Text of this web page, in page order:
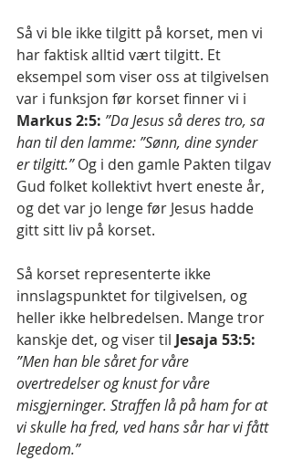
Så vi ble ikke tilgitt på korset, men vi
har faktisk alltid vært tilgitt. Et
eksempel som viser oss at tilgivelsen
var i funksjon før korset finner vi i
Markus 2:5: ”Da Jesus så deres tro, sa
han til den lamme: ”Sønn, dine synder
er tilgitt.” Og i den gamle Pakten tilgav
Gud folket kollektivt hvert eneste år,
og det var jo lenge før Jesus hadde
gitt sitt liv på korset.
Så korset representerte ikke
innslagspunktet for tilgivelsen, og
heller ikke helbredelsen. Mange tror
kanskje det, og viser til Jesaja 53:5:
”Men han ble såret for våre
overtredelser og knust for våre
misgjerninger. Straffen lå på ham for at
vi skulle ha fred, ved hans sår har vi fått
legedom.”